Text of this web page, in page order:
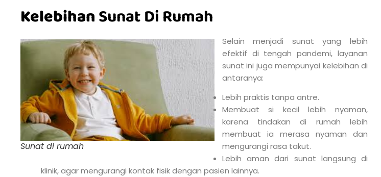
KelebihanSunat Di Rumah
Sunat di rumah
Selain menjadi sunat yang lebih
efektif di tengah pandemi, layanan
sunat ini juga mempunyai kelebihan di
antaranya:
Lebih praktis tanpa antre.
Membuat si kecil lebih nyaman,
karena tindakan di rumah lebih
membuat ia merasa nyaman dan
mengurangi rasa takut.
Lebih aman dari sunat langsung di
klinik, agar mengurangi kontak fisik dengan pasien lainnya.